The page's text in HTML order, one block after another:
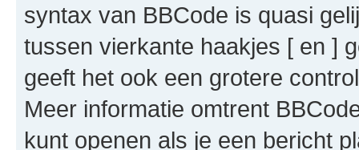
syntax van BBCode is quasi
tussen vierkante haakjes [ en ]
geeft het ook een grotere
Meer informatie omtrent
kunt openen als je een bericht